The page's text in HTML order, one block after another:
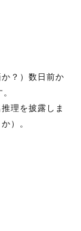
？）数日前か
理を披露しま
）。